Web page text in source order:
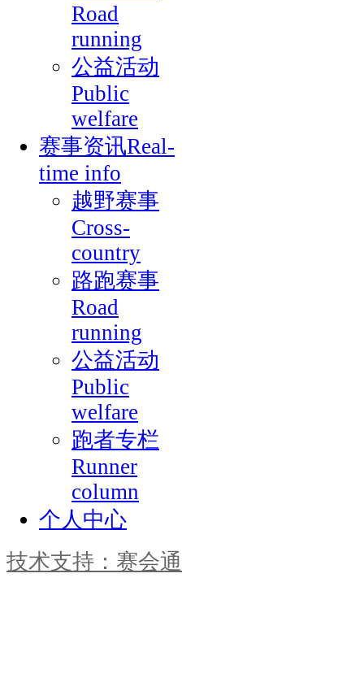
Road
running
公益活动
Public
welfare
赛事资讯Real-
time info
越野赛事
Cross-
country
路跑赛事
Road
running
公益活动
Public
welfare
跑者专栏
Runner
column
个人中心
技术支持：赛会通